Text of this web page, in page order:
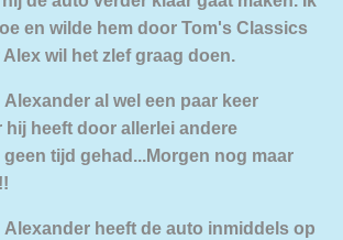
en wilde hem door Tom's Classics
wil het zlef graag doen.
Alexander al wel een paar keer
hij heeft door allerlei andere
tijd gehad...Morgen nog maar
Alexander heeft de auto inmiddels op